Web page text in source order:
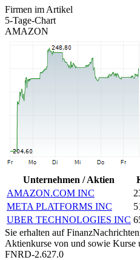
Firmen im Artikel
5-Tage-Chart
AMAZON
Unternehmen / Aktien
AMAZON.COM INC
META PLATFORMS INC
UBER TECHNOLOGIES INC
Sie erhalten auf
Aktienkurse von und sowie Kurse
FNRD-2.627.0